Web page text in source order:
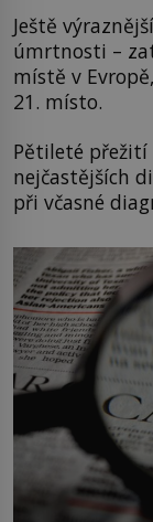
Ještě
úmrtnosti –
místě v
21. místo.
Pětileté
nejčastějších
při včasné